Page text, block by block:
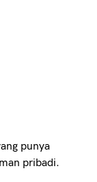
punya
pribadi.